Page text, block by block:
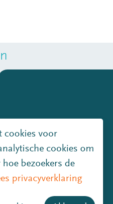
cookies voor
cookies om
bezoekers de
privacyverklaring